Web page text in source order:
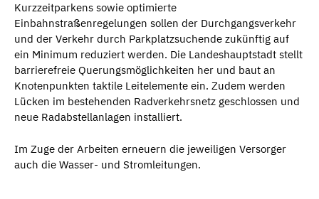
Kurzzeitparkens sowie optimierte
Einbahnstraßenregelungen sollen der Durchgangsverkehr
und der Verkehr durch Parkplatzsuchende zukünftig auf
ein Minimum reduziert werden. Die Landeshauptstadt stellt
barrierefreie Querungsmöglichkeiten her und baut an
Knotenpunkten taktile Leitelemente ein. Zudem werden
Lücken im bestehenden Radverkehrsnetz geschlossen und
neue Radabstellanlagen installiert.
Im Zuge der Arbeiten erneuern die jeweiligen Versorger
auch die Wasser- und Stromleitungen.